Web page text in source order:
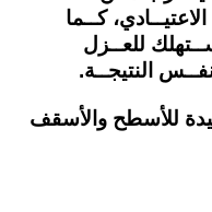
كــما
للعــزل
النتيجــة.
للأسطح والأسقف